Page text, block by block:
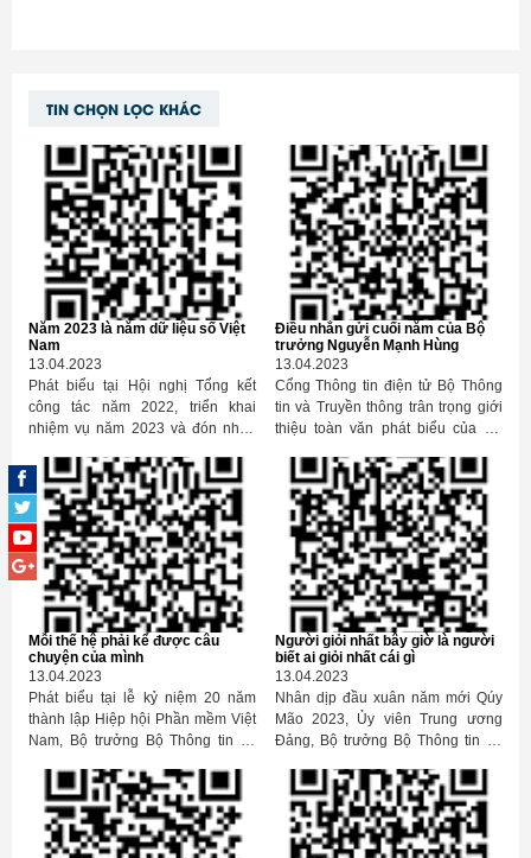
TIN CHỌN LỌC KHÁC
Năm 2023 là năm dữ liệu số Việt
Nam
13.04.2023
Phát biểu tại Hội nghị Tổng kết
công tác năm 2022, triển khai
nhiệm vụ năm 2023 và đón nhận
của Bộ Thông tin và Truyền thông,
Bộ trưởng Nguyễn Mạnh Hùng
nhấn mạnh năm 2023 sẽ là năm về
dữ liệu. Đó là bảo vệ dữ liệu cá
nhân; là công bố và xây dựng các
cơ sở dữ liệu cấp bộ ngành và địa
phương; là mở dữ liệu để kết nối
chia sẻ; là an toàn dữ liệu…
Điều nhắn gửi cuối năm của Bộ
trưởng Nguyễn Mạnh Hùng
13.04.2023
Cổng Thông tin điện tử Bộ Thông
tin và Truyền thông trân trọng giới
thiệu toàn văn phát biểu của Bộ
thông Nguyễn Mạnh Hùng tại cuộc
họp Giao ban cuối năm 2022 của
Bộ TT&TT diễn ra ngày 09/1/2023.
Mỗi thế hệ phải kể được câu
chuyện của mình
13.04.2023
Phát biểu tại lễ kỷ niệm 20 năm
thành lập Hiệp hội Phần mềm Việt
Nam, Bộ trưởng Bộ Thông tin và
mong muốn mỗi thế hệ của Vinasa
đều phải kế thừa quá khứ và mở ra
tương lai. Không kế thừa quá khứ
là không giữ cái gốc của mình,
Người giỏi nhất bây giờ là người
biết ai giỏi nhất cái gì
13.04.2023
Nhân dịp đầu xuân năm mới Qúy
Mão 2023, Ủy viên Trung ương
Đảng, Bộ trưởng Bộ Thông tin và
đã gặp mặt và chúc tết lãnh đạo,
công chức, viên chức và người lao
động Trường Cao đẳng Công
nghiệp In.